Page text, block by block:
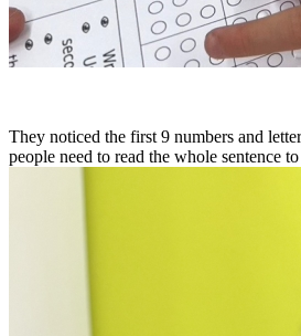
They noticed the first 9 numbers and
people need to read the whole sentence